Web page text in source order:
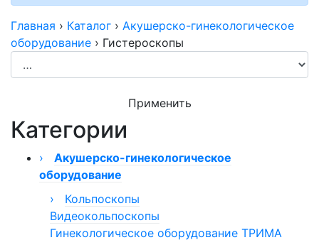
Главная › Каталог › Акушерско-гинекологическое
оборудование › Гистероскопы
Применить
Категории
›
Акушерско-гинекологическое
оборудование
›
Кольпоскопы
Кольпоскоп КС-02
Кольпоскопы КС-01
Видеокольпоскопы
Гинекологическое оборудование ТРИМА